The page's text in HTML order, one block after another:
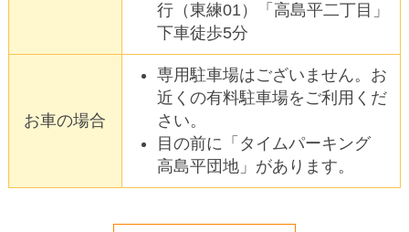
行（東練01）「高島平二丁目」
下車徒歩5分
お車の場合
専用駐車場はございません。お
近くの有料駐車場をご利用くだ
さい。
目の前に「タイムパーキング
高島平団地」があります。